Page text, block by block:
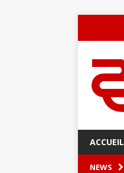
ACCUEIL
NEWS